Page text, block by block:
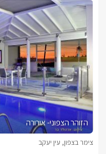
הזוהר הצפוני- אורורה
צימר בצפון, עין יעקב